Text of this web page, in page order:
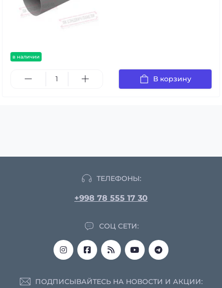
в наличии
В корзину
ТЕЛЕФОНЫ:
+998 78 555 17 30
СОЦ СЕТИ:
ПОДПИСЫВАЙТЕСЬ НА НОВОСТИ И АКЦИИ: